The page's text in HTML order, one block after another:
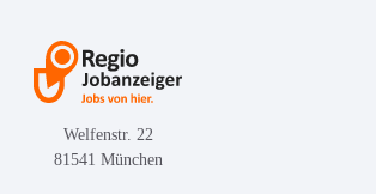
Welfenstr. 22
81541 München